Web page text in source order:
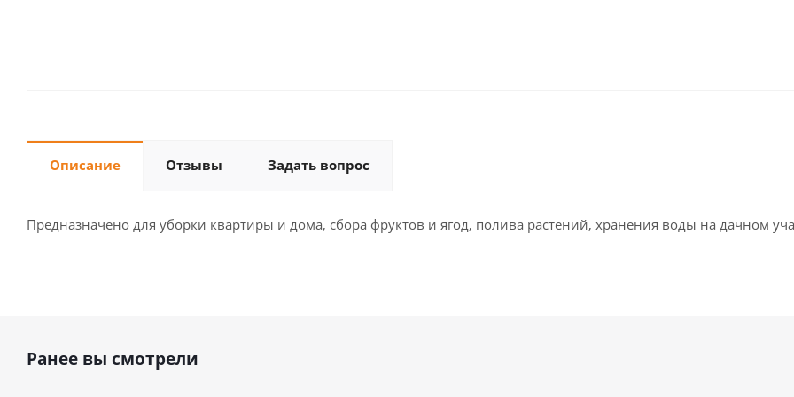
Описание Отзывы Задать вопрос
Предназначено для уборки квартиры и дома, сбора фруктов и ягод, полива растений, хранения воды на дачном
Ранее вы смотрели